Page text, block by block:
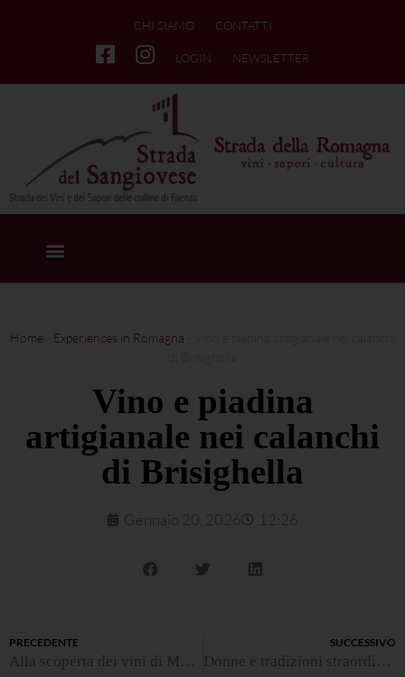
CHI SIAMO CONTATTI
LOGIN NEWSLETTER
Home Experiences in Romagna
Vino e piadina
artigianale nei calanchi
di Brisighella
Gennaio 20, 2026 12:26
PRECEDENTE
Alla scoperta dei vini di Monte Coralli
SUCCESSIVO
Donne e tradizioni straordinarie – Domenica 8 marzo